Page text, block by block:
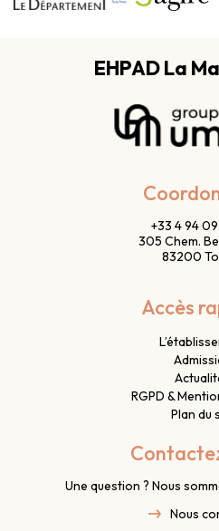
+33 4 94
305 Chem.
83200
Accès
RGPD &
Plan du
EHPAD La
Une question ? Nous
Nous